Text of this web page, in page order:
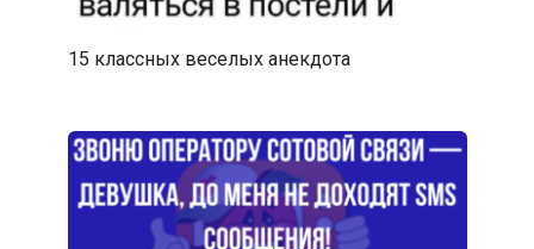
15 классных веселых анекдота